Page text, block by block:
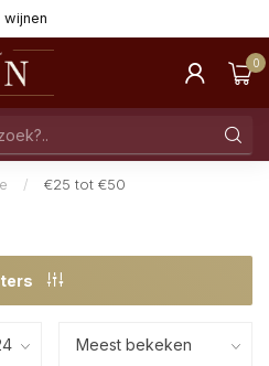
wijnen
0
/ €25 tot €50